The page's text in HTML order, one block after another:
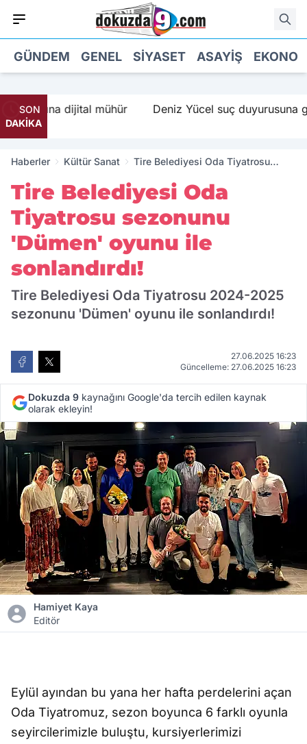
GÜNDEM GENEL SIYASET ASAYIŞ
SON
DAKİKA
dijital mühür Deniz Yücel suç duyurusuna gidiyor
Haberler Kültür Sanat
Tire Belediyesi Oda Tiyatrosu
sonlandırdı!
Tire Belediyesi Oda
Tiyatrosu sezonunu
'Dümen' oyunu ile
sonlandırdı!
Tire Belediyesi Oda Tiyatrosu 2024-2025
sezonunu 'Dümen' oyunu ile sonlandırdı!
27.06.2025 16:23
Güncelleme: 27.06.2025 16:23
Dokuzda 9 kaynağını Google'da tercih edilen kaynak
olarak ekleyin!
Hamiyet Kaya
Editör
Eylül ayından bu yana her hafta perdelerini açan
Oda Tiyatromuz, sezon boyunca 6 farklı oyunla
seyircilerimizle buluştu, kursiyerlerimizi